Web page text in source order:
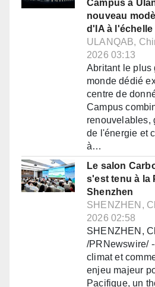
Campus à
nouveau
d'IA à
ULANQAB,
2026 03:13
Abritant le plus
monde dédié
centre de
Campus
renouvelables,
de l'énergie et
à…
Le salon
s'est tenu à la
Shenzhen
SHENZHEN,
2026 02:58
SHENZHEN,
/PRNewswire/
climat et
enjeu majeur
Pacifique, un